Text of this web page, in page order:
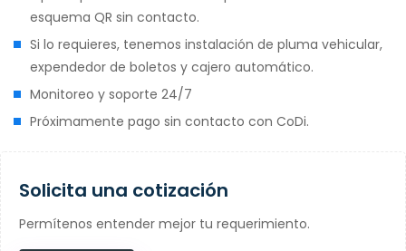
esquema QR sin contacto.
Si lo requieres, tenemos instalación de pluma vehicular,
expendedor de boletos y cajero automático.
Monitoreo y soporte 24/7
Próximamente pago sin contacto con CoDi.
Solicita una cotización
Permítenos entender mejor tu requerimiento.